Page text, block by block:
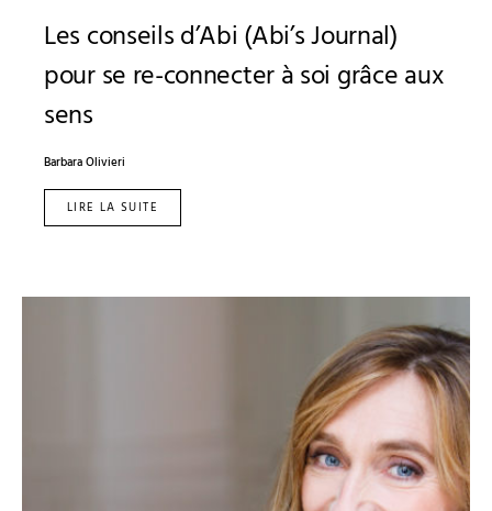
Les conseils d’Abi (Abi’s Journal)
pour se re-connecter à soi grâce aux
sens
Barbara Olivieri
LIRE LA SUITE